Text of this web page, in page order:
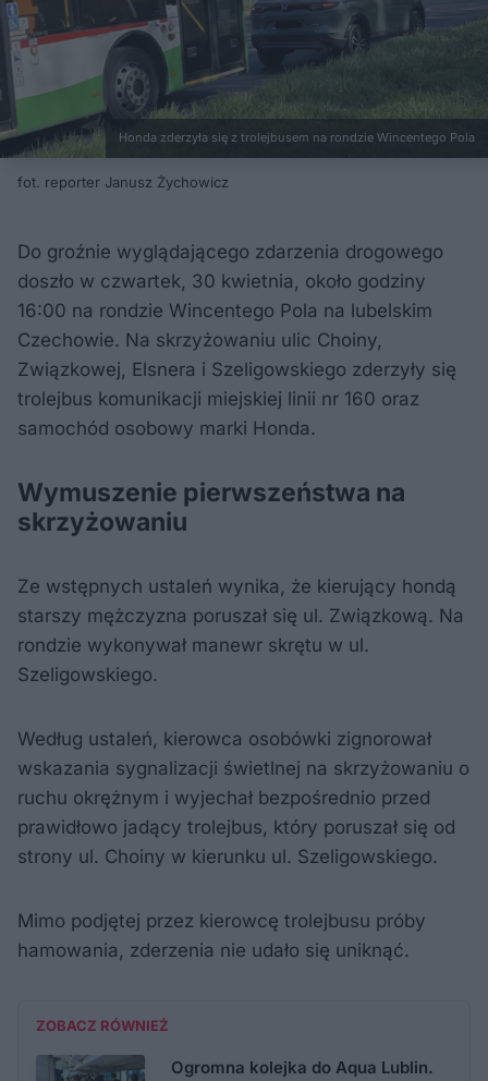
Honda zderzyła się z trolejbusem na rondzie Wincentego Pola
fot. reporter Janusz Żychowicz
Do groźnie wyglądającego zdarzenia drogowego
doszło w czwartek, 30 kwietnia, około godziny
16:00 na rondzie Wincentego Pola na lubelskim
Czechowie. Na skrzyżowaniu ulic Choiny,
Związkowej, Elsnera i Szeligowskiego zderzyły się
trolejbus komunikacji miejskiej linii nr 160 oraz
samochód osobowy marki Honda.
Wymuszenie pierwszeństwa na
skrzyżowaniu
Ze wstępnych ustaleń wynika, że kierujący hondą
starszy mężczyzna poruszał się ul. Związkową. Na
rondzie wykonywał manewr skrętu w ul.
Szeligowskiego.
Według ustaleń, kierowca osobówki zignorował
wskazania sygnalizacji świetlnej na skrzyżowaniu o
ruchu okrężnym i wyjechał bezpośrednio przed
prawidłowo jadący trolejbus, który poruszał się od
strony ul. Choiny w kierunku ul. Szeligowskiego.
Mimo podjętej przez kierowcę trolejbusu próby
hamowania, zderzenia nie udało się uniknąć.
ZOBACZ RÓWNIEŻ
Ogromna kolejka do Aqua Lublin.